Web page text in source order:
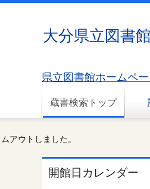
大分県立図書
県立図書館ホームペ
蔵書検索トップ
アウトしました。
開館日カレンダー